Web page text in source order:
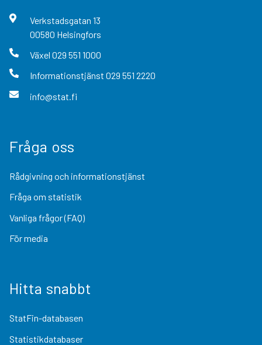
Verkstadsgatan 13
00580 Helsingfors
Växel 029 551 1000
Informationstjänst 029 551 2220
info@stat.fi
Fråga oss
Rådgivning och informationstjänst
Fråga om statistik
Vanliga frågor (FAQ)
För media
Hitta snabbt
StatFin-databasen
Statistikdatabaser